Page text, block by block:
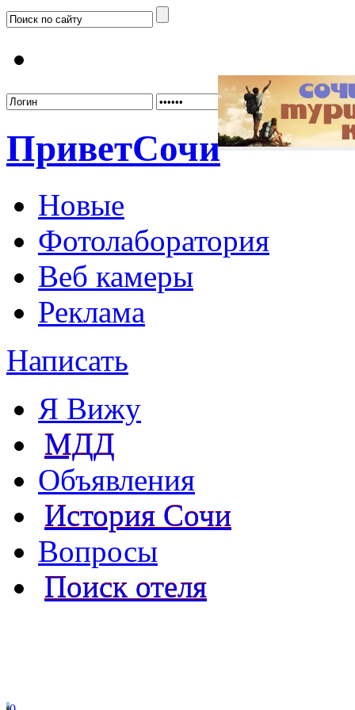
ПриветСочи
Новые
Фотолаборатория
Веб камеры
Реклама
Написать
Я Вижу
МДД
Объявления
История Сочи
Вопросы
Поиск отеля